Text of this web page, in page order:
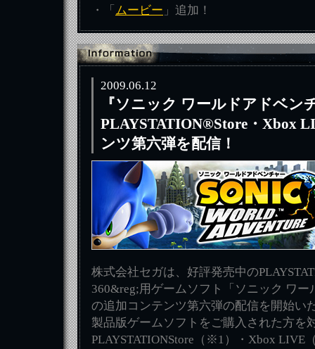
・「 ムービー 」追加！
2009.06.12
『ソニック ワールドアドベン
PLAYSTATION®Store・Xbox
ンツ第六弾を配信！
株式会社セガは、好評発売中の
360&reg;用ゲームソフト「ソニック ワー
の追加コンテンツ第六弾の配信を開始い
製品版ゲームソフトをご購入された方を
PLAYSTATIONStore（※1）・Xbox LIVE